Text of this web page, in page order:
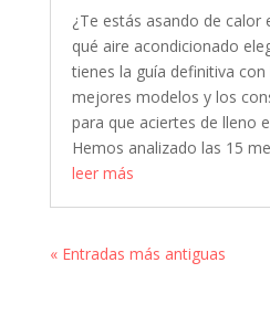
¿Te estás asando de calor
qué aire acondicionado
tienes la guía definitiva
mejores modelos y los
para que aciertes de lleno
Hemos analizado las 15
leer más
« Entradas más antiguas